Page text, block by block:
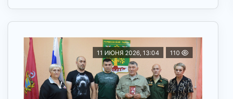
11 ИЮНЯ 2026, 13:04 110